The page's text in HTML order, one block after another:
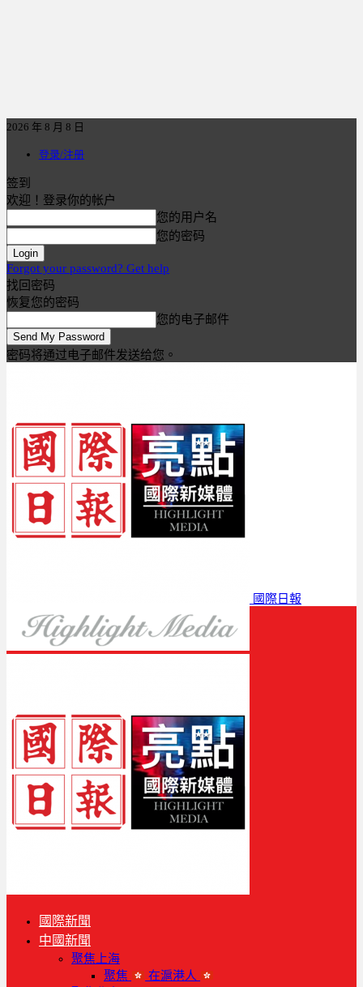
2026 年 8 月 8 日
登录/注册
签到
欢迎！登录你的帐户
您的用户名
您的密码
Forgot your password? Get help
找回密码
恢复您的密码
您的电子邮件
密码将通过电子邮件发送给您。
國際日報
國際新聞
中國新聞
聚焦上海
聚焦
在滬港人